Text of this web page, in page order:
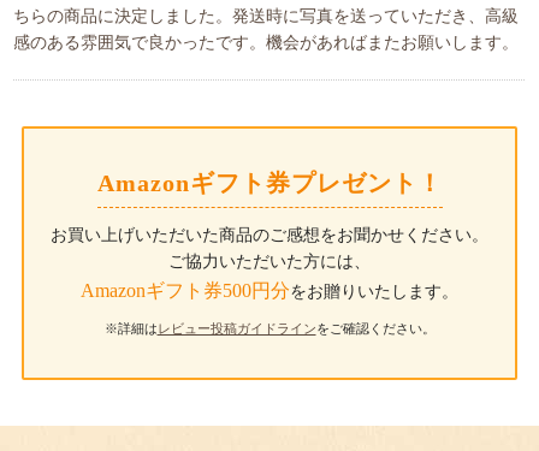
ちらの商品に決定しました。発送時に写真を送っていただき、高級
感のある雰囲気で良かったです。機会があればまたお願いします。
Amazonギフト券プレゼント！
お買い上げいただいた商品のご感想をお聞かせください。
ご協力いただいた方には、
Amazonギフト券500円分をお贈りいたします。
※詳細はレビュー投稿ガイドラインをご確認ください。